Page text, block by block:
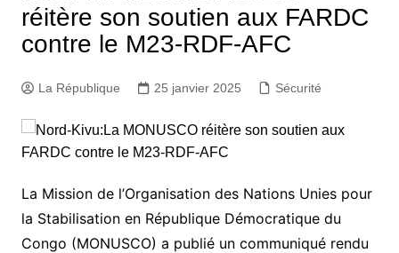
réitère son soutien aux FARDC
contre le M23-RDF-AFC
La République 25 janvier 2025 Sécurité
La Mission de l’Organisation des Nations Unies pour
la Stabilisation en République Démocratique du
Congo (MONUSCO) a publié un communiqué rendu